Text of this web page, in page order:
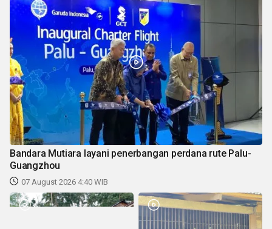
Bandara Mutiara layani penerbangan perdana rute Palu-
Guangzhou
07 August 2026 4:40 WIB